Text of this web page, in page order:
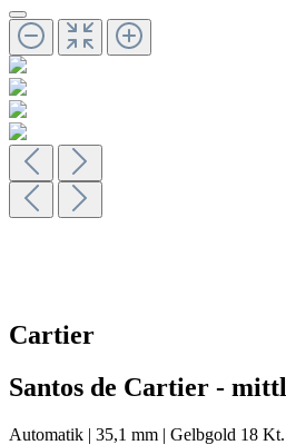
Cartier
Santos de Cartier -
Automatik | 35,1 mm | Gelbgold 18 Kt.